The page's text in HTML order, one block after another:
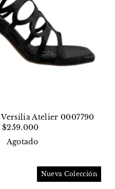
Atelier 0007790
$259.000
Agotado
Nueva Colección